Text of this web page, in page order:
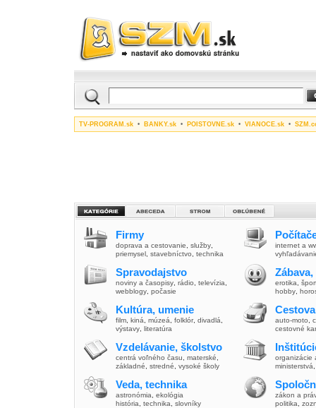
TV-PROGRAM.sk • BANKY.sk • POISTOVNE.sk • VIANOCE.sk •
Firmy
doprava a cestovanie služby
priemysel stavebníctvo technika
Spravodajstvo
noviny a časopisy rádio televízia
webblogy počasie
Kultúra, umenie
film kiná múzeá folklór, divadlá
výstavy literatúra
Vzdelávanie, školstvo
centrá voľného času materské
základné
stredné vysoké školy
Veda, technika
astronómia
ekológia
história
technika slovníky
internet a
erotika
hobby
auto-moto
cestovné
organizácie
ministerstvá
zákon a
politika